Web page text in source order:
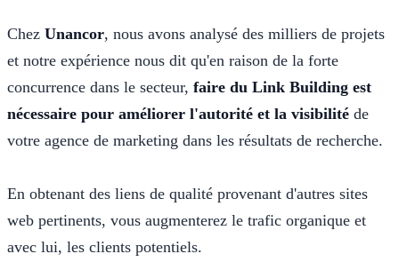
Chez Unancor, nous avons analysé des milliers de projets
et notre expérience nous dit qu'en raison de la forte
concurrence dans le secteur, faire du Link Building est
nécessaire pour améliorer l'autorité et la visibilité de
votre agence de marketing dans les résultats de recherche.
En obtenant des liens de qualité provenant d'autres sites
web pertinents, vous augmenterez le trafic organique et
avec lui, les clients potentiels.